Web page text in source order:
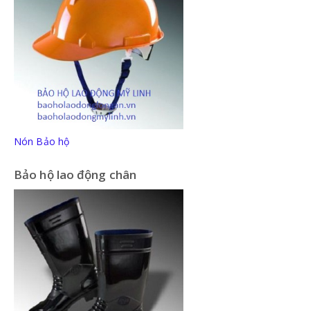
Nón Bảo hộ
Bảo hộ lao động chân